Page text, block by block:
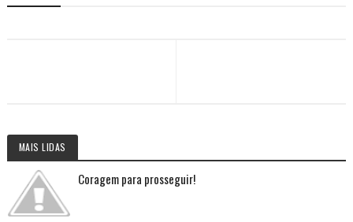
MAIS LIDAS
Coragem para prosseguir!